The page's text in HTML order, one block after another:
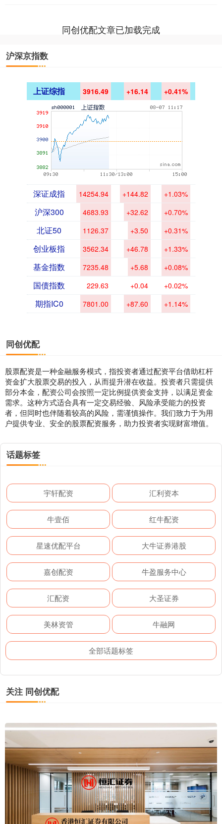
同创优配文章已加载完成
沪深京指数
上证综指 3916.49 +16.14 +0.41%
深证成指 14254.94 +144.82 +1.03%
沪深300 4683.93 +32.62 +0.70%
北证50 1126.37 +3.50 +0.31%
创业板指 3562.34 +46.78 +1.33%
基金指数 7235.48 +5.68 +0.08%
国债指数 229.63 +0.04 +0.02%
期指IC0 7801.00 +87.60 +1.14%
同创优配
股票配资是一种金融服务模式，指投资者通过配资平台借助杠杆
资金扩大股票交易的投入，从而提升潜在收益。投资者只需提供
部分本金，配资公司会按照一定比例提供资金支持，以满足资金
需求。这种方式适合具有一定交易经验、风险承受能力的投资
者，但同时也伴随着较高的风险，需谨慎操作。我们致力于为用
户提供专业、安全的股票配资服务，助力投资者实现财富增值。
话题标签
宇轩配资 汇利资本
牛壹佰 红牛配资
星速优配平台 大牛证券港股
嘉创配资 牛盈服务中心
汇配资 大圣证券
美林资管 牛融网
全部话题标签
关注 同创优配